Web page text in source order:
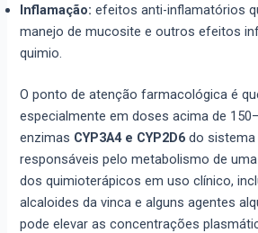
Inflamação: efeitos anti-inflamatórios
manejo de mucosite e outros efeitos
quimio.
O ponto de atenção farmacológica é
especialmente em doses acima de
enzimas CYP3A4 e CYP2D6 do
responsáveis pelo metabolismo de
dos quimioterápicos em uso clínico,
alcaloides da vinca e alguns agentes
pode elevar as concentrações